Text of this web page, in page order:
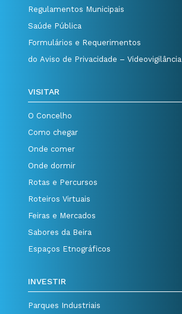
Regulamentos Municipais
Saúde Pública
Formulários e Requerimentos
do Aviso de Privacidade – Videovigilância
VISITAR
O Concelho
Como chegar
Onde comer
Onde dormir
Rotas e Percursos
Roteiros Virtuais
Feiras e Mercados
Sabores da Beira
Espaços Etnográficos
INVESTIR
Parques Industriais